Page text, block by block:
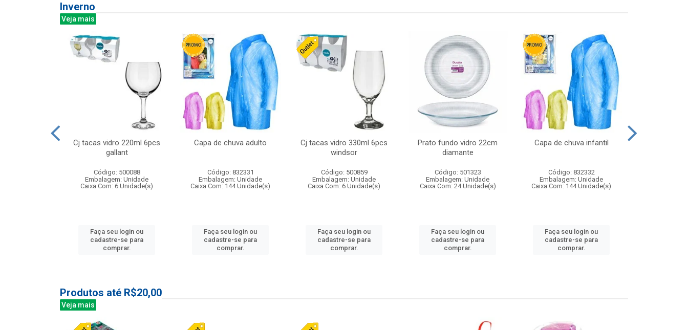
Inverno
Veja mais
Cj tacas vidro 220ml 6pcs
gallant
Código: 500088
Embalagem: Unidade
Caixa Com: 6 Unidade(s)
Faça seu login ou
cadastre-se para
comprar.
Capa de chuva adulto
Código: 832331
Embalagem: Unidade
Caixa Com: 144 Unidade(s)
Faça seu login ou
cadastre-se para
comprar.
Cj tacas vidro 330ml 6pcs
windsor
Código: 500859
Embalagem: Unidade
Caixa Com: 6 Unidade(s)
Faça seu login ou
cadastre-se para
comprar.
Prato fundo vidro 22cm
diamante
Código: 501323
Embalagem: Unidade
Caixa Com: 24 Unidade(s)
Faça seu login ou
cadastre-se para
comprar.
Capa de chuva infantil
Código: 832332
Embalagem: Unidade
Caixa Com: 144 Unidade(s)
Faça seu login ou
cadastre-se para
comprar.
Produtos até R$20,00
Veja mais